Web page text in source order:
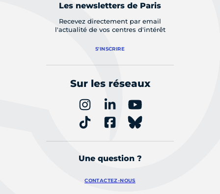
Les newsletters de Paris
Recevez directement par email
l'actualité de vos centres d'intérêt
S'INSCRIRE
Sur les réseaux
Une question ?
CONTACTEZ-NOUS